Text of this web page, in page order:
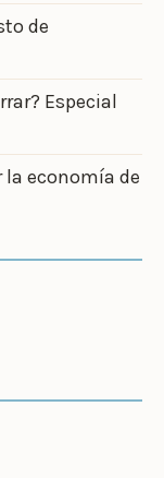
de
Especial
economía de